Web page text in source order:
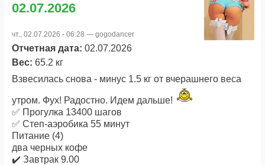
02.07.2026
чт., 02.07.2026 - 06:28 — gogodancer
Отчетная дата: 02.07.2026
Вес: 65.2 кг
Взвесилась снова - минус 1.5 кг от вчерашнего веса
утром. Фух! Радостно. Идем дальше!
✅ Прогулка 13400 шагов
✅ Степ-аэробика 55 минут
Питание (4)
два черных кофе
✔️ Завтрак 9.00